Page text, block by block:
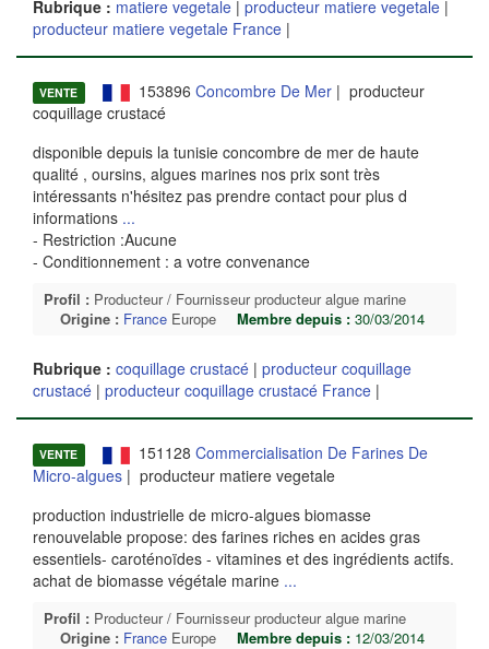
Rubrique : matiere vegetale | producteur matiere vegetale |
producteur matiere vegetale France |
VENTE 153896 Concombre De Mer| producteur
coquillage crustacé
disponible depuis la tunisie concombre de mer de haute
qualité , oursins, algues marines nos prix sont très
intéressants n'hésitez pas prendre contact pour plus d
informations ...
- Restriction :Aucune
- Conditionnement : a votre convenance
Profil : Producteur / Fournisseur producteur algue marine
Origine : France Europe Membre depuis : 30/03/2014
Rubrique : coquillage crustacé | producteur coquillage
crustacé | producteur coquillage crustacé France |
VENTE 151128 Commercialisation De Farines De
Micro-algues | producteur matiere vegetale
production industrielle de micro-algues biomasse
renouvelable propose: des farines riches en acides gras
essentiels- caroténoïdes - vitamines et des ingrédients actifs.
achat de biomasse végétale marine ...
Profil : Producteur / Fournisseur producteur algue marine
Origine : France Europe Membre depuis : 12/03/2014